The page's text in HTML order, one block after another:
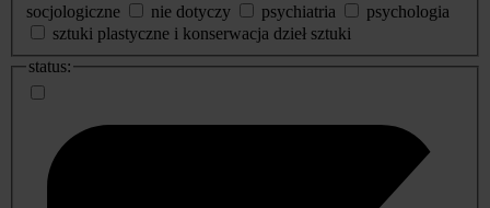
socjologiczne
nie dotyczy psychiatria
psychologia
sztuki plastyczne i konserwacja dzieł sztuki
status: